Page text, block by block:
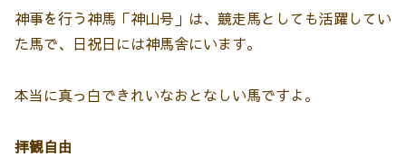
神事を行う神馬「神山号」は、競走馬としても活躍してい
た馬で、日祝日には神馬舎にいます。
本当に真っ白できれいなおとなしい馬ですよ。
拝観自由